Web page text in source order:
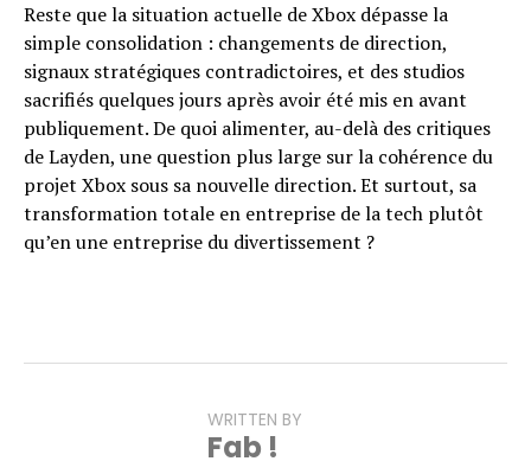
Reste que la situation actuelle de Xbox dépasse la
simple consolidation : changements de direction,
signaux stratégiques contradictoires, et des studios
sacrifiés quelques jours après avoir été mis en avant
publiquement. De quoi alimenter, au-delà des critiques
de Layden, une question plus large sur la cohérence du
projet Xbox sous sa nouvelle direction. Et surtout, sa
transformation totale en entreprise de la tech plutôt
qu’en une entreprise du divertissement ?
WRITTEN BY
Fab !